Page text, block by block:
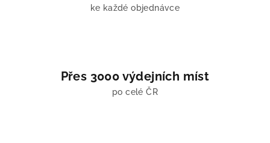
ke každé objednávce
Přes 3000 výdejních míst
po celé ČR